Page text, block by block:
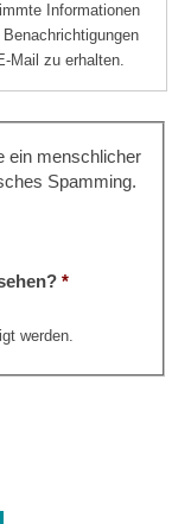
Informationen
Benachrichtigungen
Mail zu erhalten.
ein menschlicher
Spamming.
*
werden.